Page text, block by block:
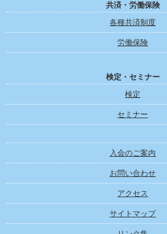
共済・労働保険
各種共済制度
労働保険
検定・セミナー
検定
セミナー
入会のご案内
お問い合わせ
アクセス
サイトマップ